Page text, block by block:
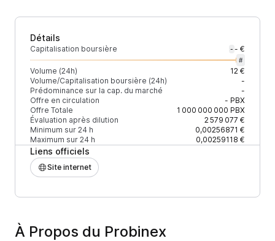
Détails
Capitalisation boursière - - €
#
Volume (24h)
12 €
Volume/Capitalisation boursière (24h)
-
Prédominance sur la cap. du marché
-
Offre en circulation
- PBX
Offre Totale
1 000 000 000 PBX
Évaluation après dilution
2 579 077 €
Minimum sur 24 h
0,00256871 €
Maximum sur 24 h
0,00259118 €
Liens officiels
Site internet
À Propos du Probinex